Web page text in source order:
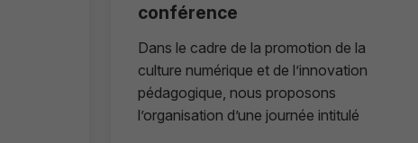
conférence
Dans le cadre de la promotion de la
culture numérique et de l’innovation
pédagogique, nous proposons
l’organisation d’une journée intitulé